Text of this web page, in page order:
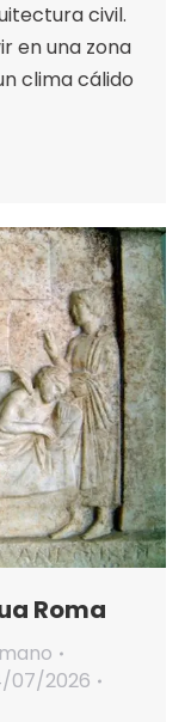
civil.
en una zona
clima cálido
Roma
07/2026